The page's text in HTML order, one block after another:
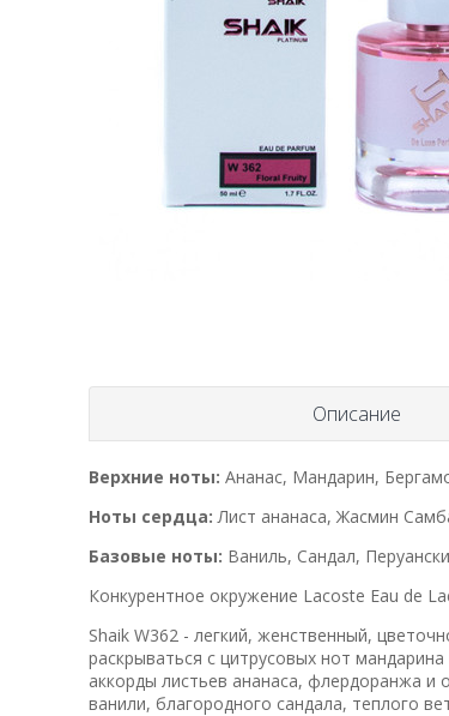
Описание
Верхние ноты: Ананас, Мандарин,
Ноты сердца: Лист ананаса, Жасмин
Базовые ноты: Ваниль, Сандал,
Конкурентное окружение Lacoste Eau de
Shaik W362 - легкий, женственный,
раскрываться с цитрусовых нот
аккорды листьев ананаса, флердоранжа
ванили, благородного сандала, теплого